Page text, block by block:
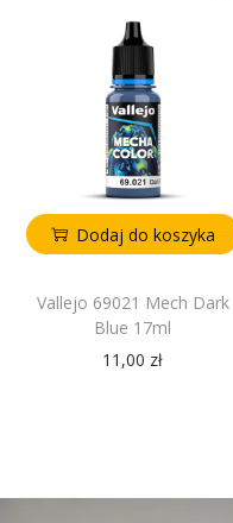
Dodaj do koszyka
Vallejo 69021 Mech Dark
Blue 17ml
11,00 zł